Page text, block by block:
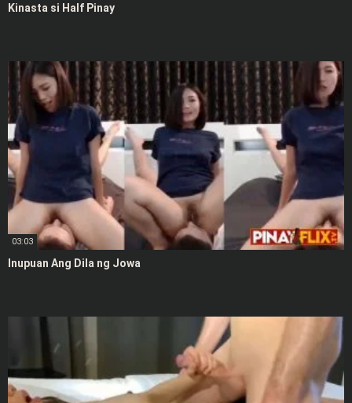
Kinasta si Half Pinay
03:03
Inupuan Ang Dila ng Jowa